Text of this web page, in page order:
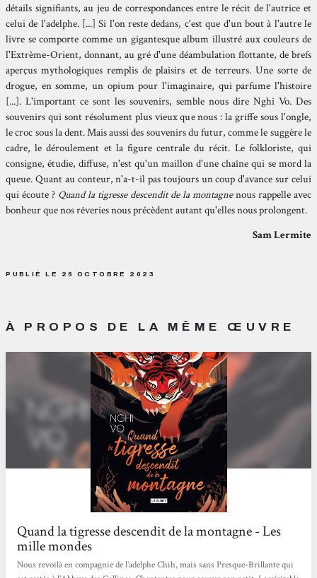
détails signifiants, au jeu de correspondances entre le récit de l'autrice et
celui de l'adelphe. [...] Si l'on reste dedans, c'est que d'un bout à l'autre le
livre se comporte comme un gigantesque album illustré aux couleurs de
l'Extrème-Orient, donnant, au gré d'une déambulation flottante, de brefs
aperçus mythologiques remplis de plaisirs et de terreurs. Une sorte de
drogue, en somme, un opium pour l'imaginaire, qui parfume l'histoire
[...]. L'important ce sont les souvenirs, semble nous dire Nghi Vo. Des
souvenirs qui sont résolument plus vieux que nous : la griffe sous l'ongle,
le croc sous la dent. Mais aussi des souvenirs du futur, comme le suggère le
cadre, le déroulement et la figure centrale du récit. Le folkloriste, qui
consigne, étudie, diffuse, n'est qu'un maillon d'une chaîne qui se mord la
queue. Quant au conteur, n'a-t-il pas toujours un coup d'avance sur celui
qui écoute ? Quand la tigresse descendit de la montagnenous rappelle avec
bonheur que nos rêveries nous précèdent autant qu'elles nous prolongent.
Sam Lermite
PUBLIÉ LE 26 OCTOBRE 2023
À PROPOS DE LA MÊME ŒUVRE
Quand la tigresse descendit de la montagne - Les
mille mondes
Nous revoilà en compagnie de l’adelphe Chih, mais sans Presque-Brillante qui